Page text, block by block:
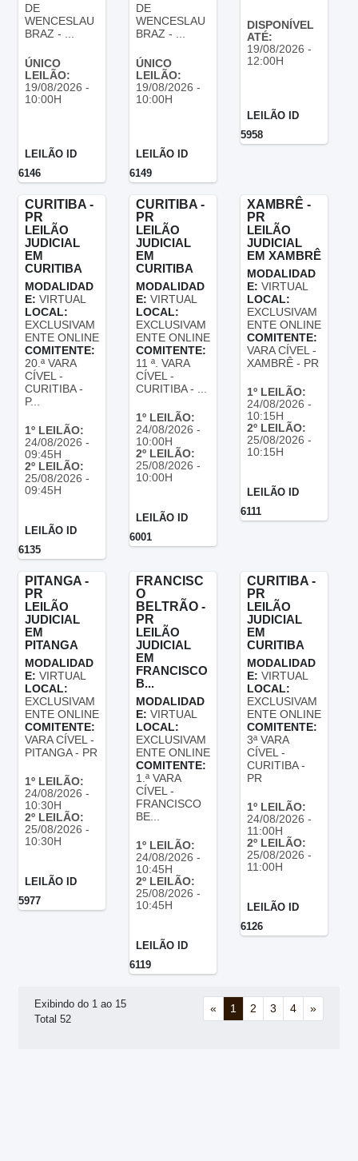
DE
WENCESLAU
BRAZ - ...
ÚNICO
LEILÃO:
19/08/2026 -
10:00H
LEILÃO ID
6146
DE
WENCESLAU
BRAZ - ...
ÚNICO
LEILÃO:
19/08/2026 -
10:00H
LEILÃO ID
6149
DISPONÍVEL
ATÉ:
19/08/2026 -
12:00H
LEILÃO ID
5958
CURITIBA -
PR
LEILÃO
JUDICIAL
EM
CURITIBA
MODALIDAD
E: VIRTUAL
LOCAL:
EXCLUSIVAM
ENTE ONLINE
COMITENTE:
20.ª VARA
CÍVEL -
CURITIBA -
P...
1º LEILÃO:
24/08/2026 -
09:45H
2º LEILÃO:
25/08/2026 -
09:45H
LEILÃO ID
6135
CURITIBA -
PR
LEILÃO
JUDICIAL
EM
CURITIBA
MODALIDAD
E: VIRTUAL
LOCAL:
EXCLUSIVAM
ENTE ONLINE
COMITENTE:
11 ª. VARA
CÍVEL -
CURITIBA - ...
1º LEILÃO:
24/08/2026 -
10:00H
2º LEILÃO:
25/08/2026 -
10:00H
LEILÃO ID
6001
XAMBRÊ -
PR
LEILÃO
JUDICIAL
EM XAMBRÊ
MODALIDAD
E: VIRTUAL
LOCAL:
EXCLUSIVAM
ENTE ONLINE
COMITENTE:
VARA CÍVEL -
XAMBRÊ - PR
1º LEILÃO:
24/08/2026 -
10:15H
2º LEILÃO:
25/08/2026 -
10:15H
LEILÃO ID
6111
PITANGA -
PR
LEILÃO
JUDICIAL
EM
PITANGA
MODALIDAD
E: VIRTUAL
LOCAL:
EXCLUSIVAM
ENTE ONLINE
COMITENTE:
VARA CÍVEL -
PITANGA - PR
1º LEILÃO:
24/08/2026 -
10:30H
2º LEILÃO:
25/08/2026 -
10:30H
LEILÃO ID
5977
FRANCISC
O
BELTRÃO -
PR
LEILÃO
JUDICIAL
EM
FRANCISCO
B...
MODALIDAD
E: VIRTUAL
LOCAL:
EXCLUSIVAM
ENTE ONLINE
COMITENTE:
1.ª VARA
CÍVEL -
FRANCISCO
BE...
1º LEILÃO:
24/08/2026 -
10:45H
2º LEILÃO:
25/08/2026 -
10:45H
LEILÃO ID
6119
CURITIBA -
PR
LEILÃO
JUDICIAL
EM
CURITIBA
MODALIDAD
E: VIRTUAL
LOCAL:
EXCLUSIVAM
ENTE ONLINE
COMITENTE:
3ª VARA
CÍVEL -
CURITIBA -
PR
1º LEILÃO:
24/08/2026 -
11:00H
2º LEILÃO:
25/08/2026 -
11:00H
LEILÃO ID
6126
Exibindo do 1 ao 15
Total 52
« 1 2 3 4 »